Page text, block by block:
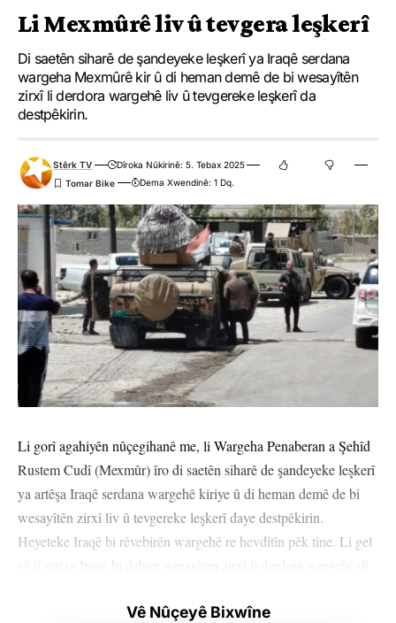
Li Mexmûrê liv û tevgera leşkerî
Di saetên siharê de şandeyeke leşkerî ya Iraqê serdana
wargeha Mexmûrê kir û di heman demê de bi wesayîtên
zirxî li derdora wargehê liv û tevgereke leşkerî da
destpêkirin.
Stêrk TV
Dîroka Nûkirinê: 5. Tebax 2025
Dema Xwendinê: 1 Dq.
Li gorî agahiyên nûçegihanê me, li Wargeha Penaberan a Şehîd
Rustem Cudî (Mexmûr) îro di saetên siharê de şandeyeke leşkerî
ya artêşa Iraqê serdana wargehê kiriye û di heman demê de bi
wesayîtên zirxî liv û tevgereke leşkerî daye destpêkirin.
Heyeteke Iraqê bi rêvebirên wargehê re hevdîtîn pêk tîne. Li gel
Vê Nûçeyê Bixwîne